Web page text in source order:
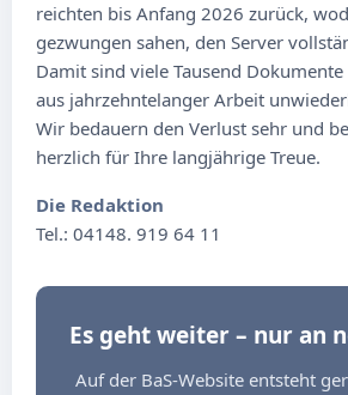
reichten bis Anfang 2026 zurück,
gezwungen sahen, den Server
Damit sind viele Tausend
aus jahrzehntelanger Arbeit
Wir bedauern den Verlust sehr und
herzlich für Ihre langjährige Treue.
Die Redaktion
Tel.: 04148. 919 64 11
Es geht weiter – nur an
Auf der BaS-Website entsteht